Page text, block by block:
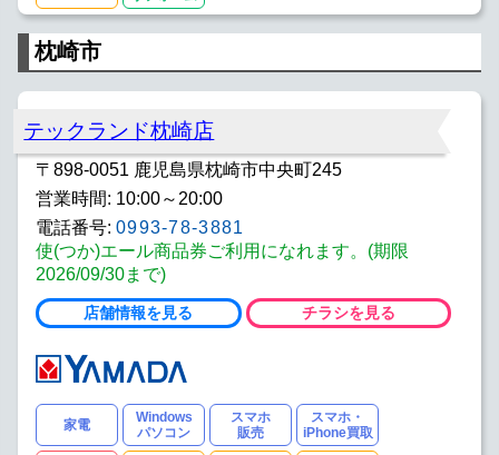
枕崎市
テックランド枕崎店
〒898-0051 鹿児島県枕崎市中央町245
営業時間: 10:00～20:00
電話番号: 0993-78-3881
使(つか)エール商品券ご利用になれます。(期限
2026/09/30まで)
店舗情報を見る チラシを見る
家電
Windows
パソコン
スマホ
販売
スマホ・
iPhone買取